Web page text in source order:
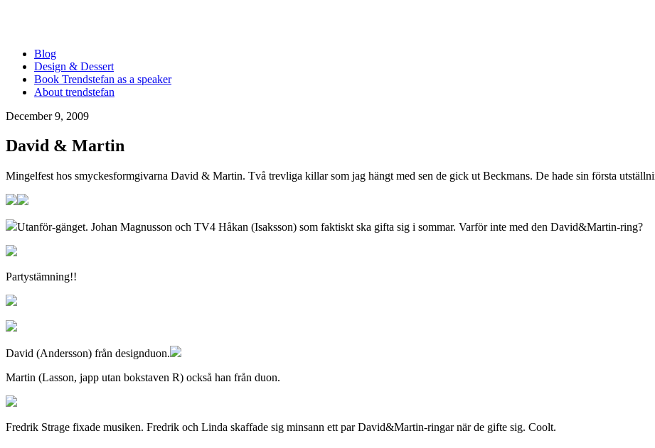
Blog
Design & Dessert
Book Trendstefan as a speaker
About trendstefan
December 9, 2009
David & Martin
Mingelfest hos smyckesformgivarna David & Martin. Två trevliga killar som jag hängt med sen de gick ut Beckmans. De hade sin första
Utanför-gänget. Johan Magnusson och TV4 Håkan (Isaksson) som faktiskt ska gifta sig i sommar. Varför inte med den David&Martin-ring?
Partystämning!!
David (Andersson) från designduon.
Martin (Lasson, japp utan bokstaven R) också han från duon.
Fredrik Strage fixade musiken. Fredrik och Linda skaffade sig minsann ett par David&Martin-ringar när de gifte sig. Coolt.